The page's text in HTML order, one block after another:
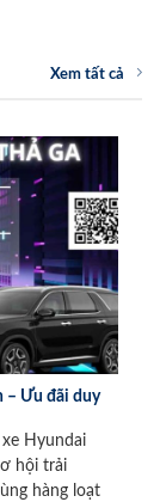
Xem tất cả
– Ưu đãi duy
Hyundai
hội trải
hàng loạt